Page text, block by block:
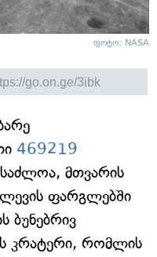
ფოტო: NASA
469219
მთვარის
ფარგლებში
ბუნებრივ
კრატერი, რომლის